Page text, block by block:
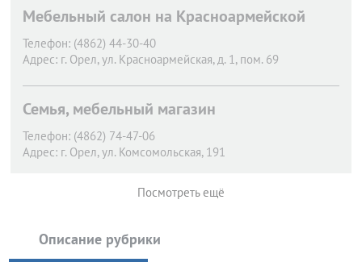
Мебельный салон на Красноармейской
Телефон: (4862) 44-30-40
Адрес: г. Орел, ул. Красноармейская, д. 1, пом. 69
Семья, мебельный магазин
Телефон: (4862) 74-47-06
Адрес: г. Орел, ул. Комсомольская, 191
Посмотреть ещё
Описание рубрики